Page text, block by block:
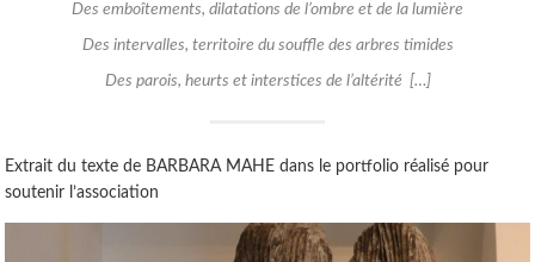
Des emboîtements, dilatations de l’ombre et de la lumière
Des intervalles, territoire du souffle des arbres timides
Des parois, heurts et interstices de l’altérité […]
Extrait du texte de BARBARA MAHE dans le portfolio réalisé pour
soutenir l’association